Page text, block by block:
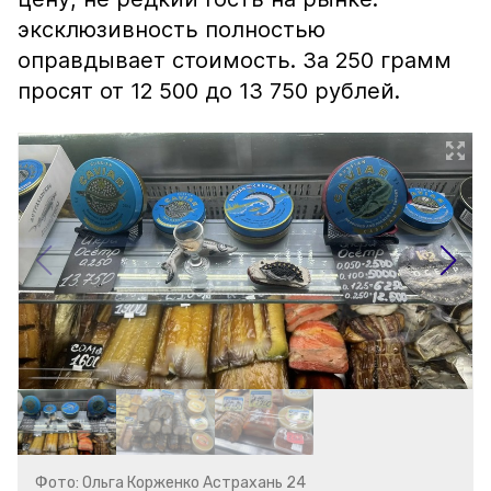
эксклюзивность полностью
оправдывает стоимость. За 250 грамм
просят от 12 500 до 13 750 рублей.
Фото: Ольга Корженко Астрахань 24